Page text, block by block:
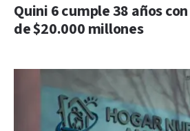
Quini 6 cumple 38 años
de $20.000 millones